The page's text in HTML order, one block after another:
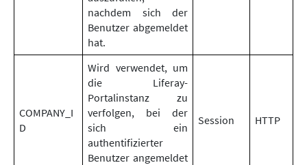
nachdem sich der
Benutzer abgemeldet
hat.
COMPANY_I
D
Wird verwendet, um
die Liferay-
Portalinstanz zu
verfolgen, bei der
sich ein
authentifizierter
Benutzer angemeldet
Session HTTP